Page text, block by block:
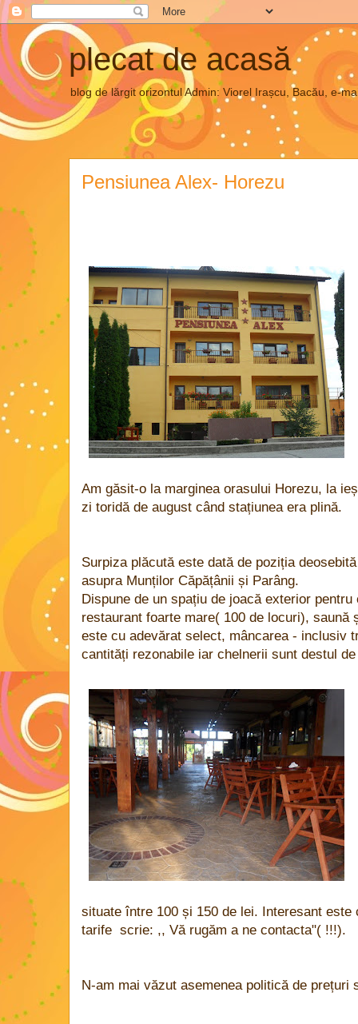
plecat de acasă
blog de lărgit orizontul Admin: Viorel Irașcu, Bacău, e-
Pensiunea Alex- Horezu
Am găsit-o la marginea orasului Horezu, la
zi toridă de august când stațiunea era plină.
Surpiza plăcută este dată de poziția
asupra Munților Căpățânii și Parâng.
Dispune de un spațiu de joacă exterior
restaurant foarte mare( 100 de locuri), saună
este cu adevărat select, mâncarea - inclusiv
cantități rezonabile iar chelnerii sunt destul
situate între 100 și 150 de lei. Interesant
tarife scrie: ,, Vă rugăm a ne contacta"( !!!).
N-am mai văzut asemenea politică de prețuri